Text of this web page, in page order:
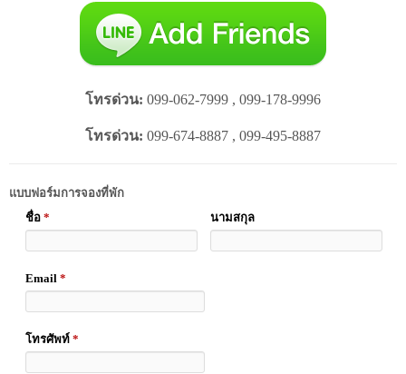
โทรด่วน: 099-062-7999 , 099-178-9996
โทรด่วน: 099-674-8887 , 099-495-8887
แบบฟอร์มการจองที่พัก
ชื่อ * นามสกุล
Email *
โทรศัพท์ *